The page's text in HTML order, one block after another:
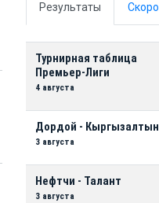
Результаты Скоро
Турнирная таблица
Премьер-Лиги
4 августа
Дордой - Кыргызалтын
3 августа
Нефтчи - Талант
3 августа